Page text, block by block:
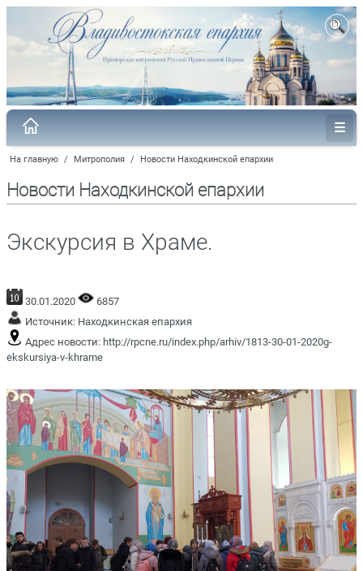
На главную / Митрополия / Новости Находкинской епархии
Новости Находкинской епархии
Экскурсия в Храме.
30.01.2020
6857
Источник: Находкинская епархия
Адрес новости: http://rpcne.ru/index.php/arhiv/1813-30-01-2020g-
ekskursiya-v-khrame